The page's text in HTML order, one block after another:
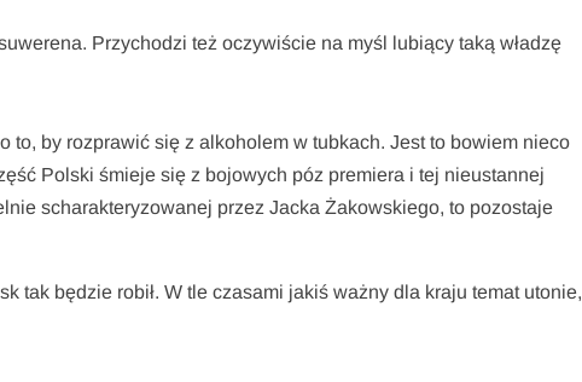
Przychodzi też oczywiście na myśl lubiący taką władzę
to, by rozprawić się z alkoholem w tubkach. Jest to bowiem nieco
Polski śmieje się z bojowych póz premiera i tej nieustannej
scharakteryzowanej przez Jacka Żakowskiego, to pozostaje
tak będzie robił. W tle czasami jakiś ważny dla kraju temat utonie,